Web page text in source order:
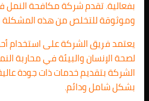
بفعالية. تقدم شركة مكافحة
وموثوقة للتخلص من هذه
يعتمد فريق الشركة على استخدام
لصحة الإنسان والبيئة في محاربة
الشركة بتقديم خدمات ذات جودة
بشكل شامل ودائم.